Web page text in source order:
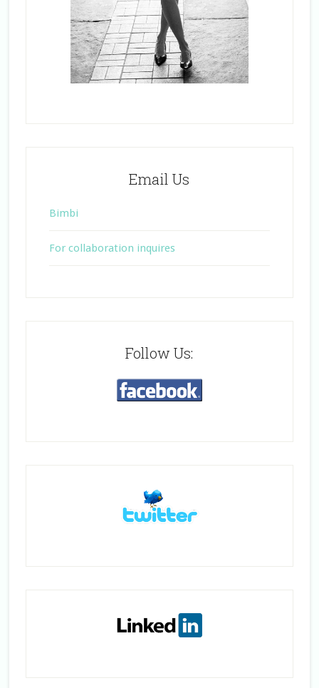
Email Us
Bimbi
For collaboration inquires
Follow Us: